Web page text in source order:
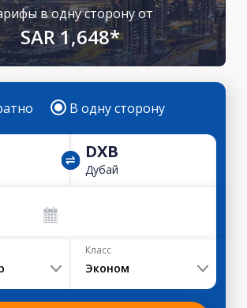
в одну сторону от
SAR 1,648*
В одну сторону
DXB
Дубай
Класс
Эконом